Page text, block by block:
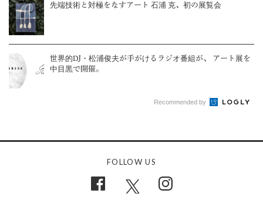
先端技術と対極をなすアート 石浦 克、初の展覧会
世界的DJ・松浦俊夫が手がけるラジオ番組が、 アート展を
中目黒で開催。
Recommended by
FOLLOW US